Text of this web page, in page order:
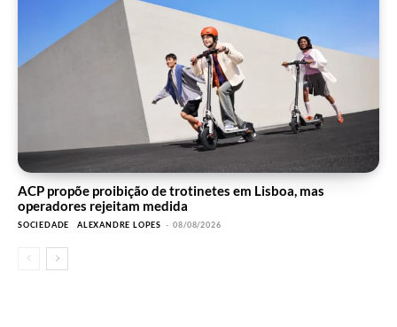
ACP propõe proibição de trotinetes em Lisboa, mas
operadores rejeitam medida
SOCIEDADE ALEXANDRE LOPES - 08/08/2026